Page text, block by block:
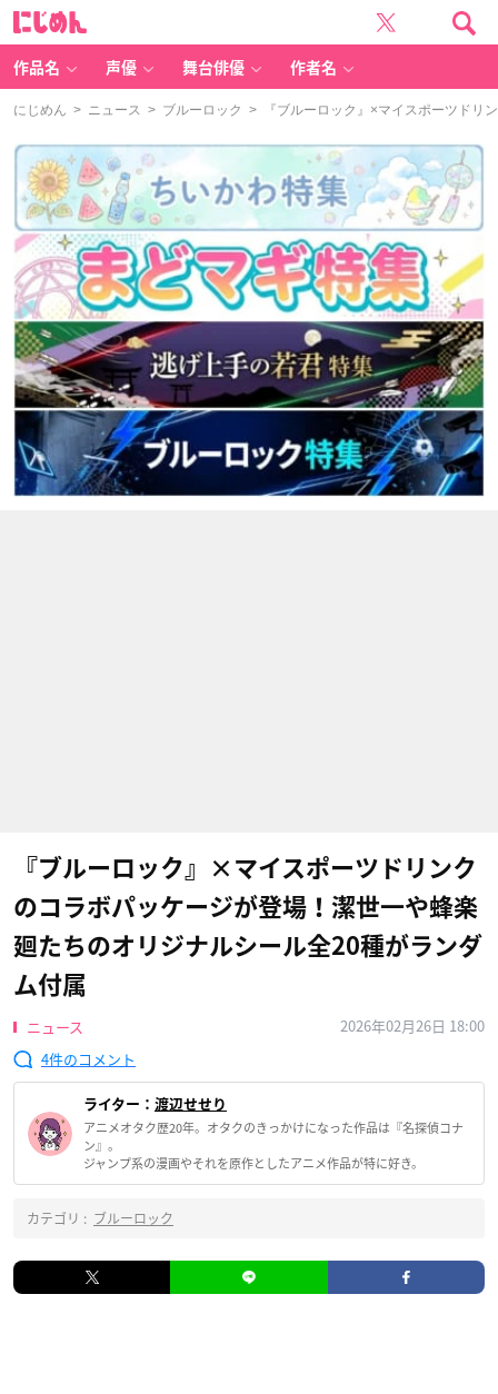
作品名 声優 舞台俳優 作者名
にじめん > ニュース > ブルーロック > 『ブルーロック』×マイスポーツドリ
『ブルーロック』×マイスポーツドリンク
のコラボパッケージが登場！潔世一や蜂楽
廻たちのオリジナルシール全20種がランダ
ム付属
ニュース
2026年02月26日 18:00
4
ライター： 渡辺せせり
アニメオタク歴20年。オタクのきっかけになった作品は『名探偵コナ
ン』。
ジャンプ系の漫画やそれを原作としたアニメ作品が特に好き。
カテゴリ : ブルーロック